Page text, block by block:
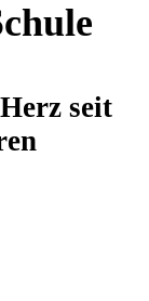
seit